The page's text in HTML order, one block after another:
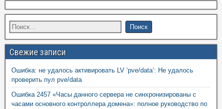
Свежие записи
Ошибка: не удалось активировать LV ‘pve/data’: Не удалось
проверить пул pve/data
Ошибка 2457 «Часы данного сервера не синхронизированы с
часами основного контроллера домена»: полное руководство по